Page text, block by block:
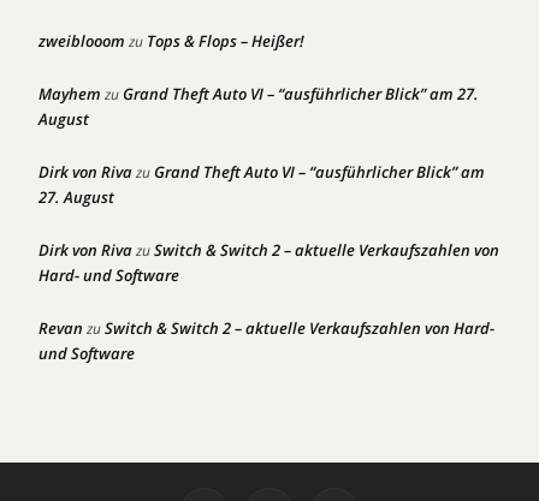
zweiblooom zu Tops & Flops – Heißer!
Mayhem zuGrand Theft Auto VI – “ausführlicher Blick” am 27.
August
Dirk von RivazuGrand Theft Auto VI – “ausführlicher Blick” am
27. August
Dirk von RivazuSwitch & Switch 2 – aktuelle Verkaufszahlen von
Hard- und Software
Revan zuSwitch & Switch 2 – aktuelle Verkaufszahlen von Hard-
und Software